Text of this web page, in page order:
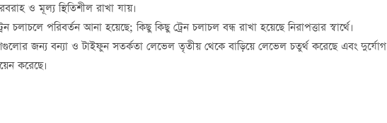
ও মূল্য স্থিতিশীল রাখা যায়।
চলাচলে পরিবর্তন আনা হয়েছে; কিছু কিছু ট্রেন চলাচল বন্ধ রাখা হয়েছে নিরাপত্তার স্বার্থে।
জন্য বন্যা ও টাইফুন সতর্কতা লেভেল তৃতীয় থেকে বাড়িয়ে লেভেল চতুর্থকরেছে এবং দুর্যোগ
করেছে।